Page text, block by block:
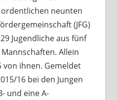
neunten
(JFG)
Jugendliche aus fünf
Allein
von ihnen. Gemeldet
16 bei den Jungen
und eine A-